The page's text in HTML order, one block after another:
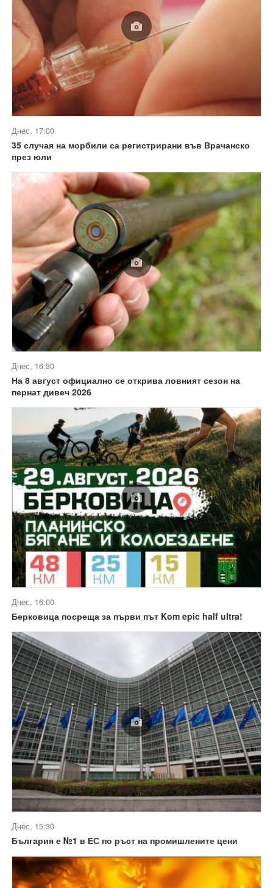
Днес, 17:00
35 случая на морбили са регистрирани във Врачанско
през юли
Днес, 16:30
На 8 август официално се открива ловният сезон на
пернат дивеч 2026
Днес, 16:00
Берковица посреща за първи път Kom epic half ultra!
Днес, 15:30
България е №1 в ЕС по ръст на промишлените цени